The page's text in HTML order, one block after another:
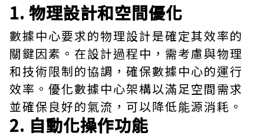
1. 物理設計和空間優化
數據中心要求的物理設計是確定其效率的
關鍵因素。在設計過程中，需考慮與物理
和技術限制的協調，確保數據中心的運行
效率。優化數據中心架構以滿足空間需求
並確保良好的氣流，可以降低能源消耗。
2. 自動化操作功能